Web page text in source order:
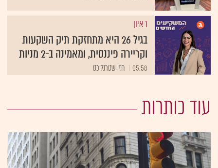
ראיון
בגיל 26 היא מתחזקת תיק השקעות
וקריירה פיננסית, ומאמינה ב-2 מניות
05:58 חזי שטרנליכט
עוד כותרות